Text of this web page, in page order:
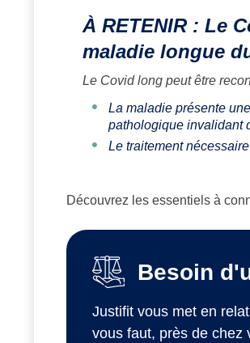
À RETENIR : Le
maladie longue
Le Covid long peut être
La maladie présente
pathologique invalidant
Le traitement
Découvrez les essentiels à
Besoin
Justifit vous met en
vous faut, près de chez